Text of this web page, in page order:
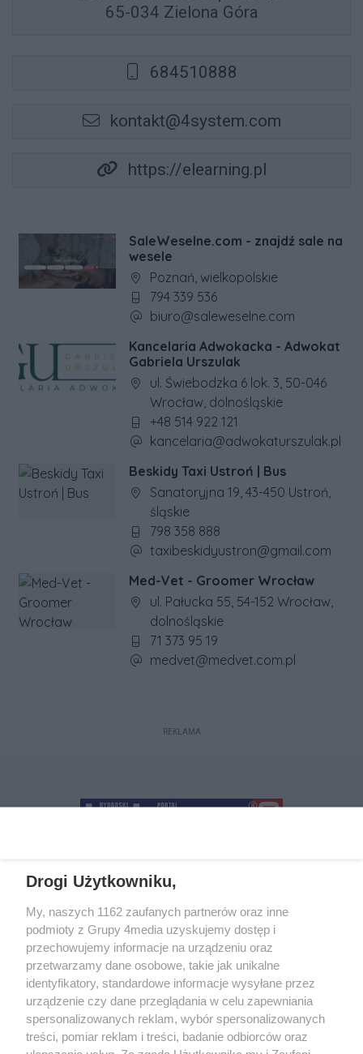
65-034 Zielona Góra
684510888
kontakt@4system.com
https://elearning.pl
SaleWeselne.com - znajdź sale na
wesele
Adres firmy:
Poznań, wielkopolskie
Numer telefonu firmy:
794 339 536
Adres e-mail firmy:
biuro@saleweselne.com
Kancelaria Adwokacka - Adwokat
Gabriela Urszulak
Adres firmy:
ul. Świebodzka 6 lok. 3, 50-046
Wrocław, dolnośląskie
Numer telefonu firmy:
+48 514 922 121
Adres e-mail firmy:
kancelaria@adwokaturszulak.pl
Beskidy Taxi Ustroń | Bus
Adres firmy:
Sanatoryjna 19, 43-450 Ustroń,
śląskie
Numer telefonu firmy:
798 358 888
Adres e-mail firmy:
taxibeskidyustron@gmail.com
Med-Vet - Groomer Wrocław
Adres firmy:
ul. Pałucka 55, 54-152 Wrocław,
dolnośląskie
Numer telefonu firmy:
71 373 95 19
Adres e-mail firmy:
medvet@medvet.com.pl
REKLAMA
+48 52 5812666
O nas Reklama Regulamin
Kontakt
Wydarzenia
Ogłoszenia Katalog firm
Zapisz się do newslettera
Drogi Użytkowniku,
My, naszych 1162 zaufanych partnerów oraz inne
podmioty z Grupy 4media uzyskujemy dostęp i
przechowujemy informacje na urządzeniu oraz
przetwarzamy dane osobowe, takie jak unikalne
identyfikatory, standardowe informacje wysyłane przez
urządzenie czy dane przeglądania w celu zapewniania
spersonalizowanych reklam, wybór spersonalizowanych
treści, pomiar reklam i treści, badanie odbiorców oraz